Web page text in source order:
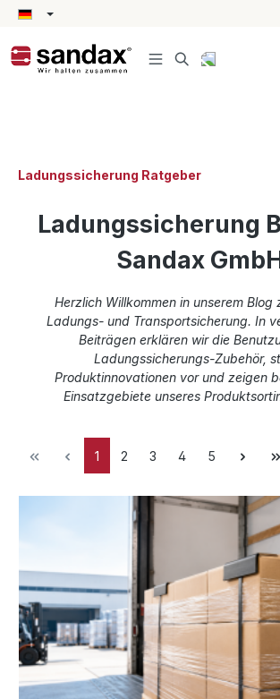
springen
Ladungssicherung Ratgeber
Ladungssicherung
Sandax
Herzlich Willkommen in unserem Blog
Ladungs- und Transportsicherung. In
Beiträgen erklären wir die
Ladungssicherungs-Zubehör,
Produktinnovationen vor und zeigen
Einsatzgebiete unseres
1 2 3 4 5